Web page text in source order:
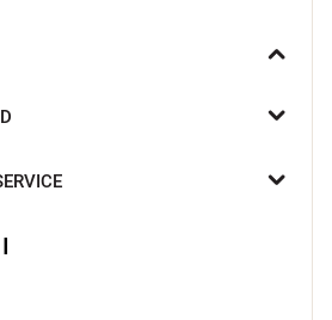
Du kan også lade den smukke bakke